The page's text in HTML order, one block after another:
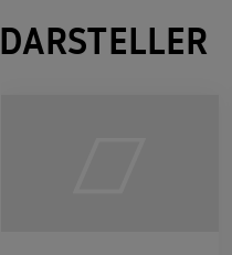
DARSTELLER